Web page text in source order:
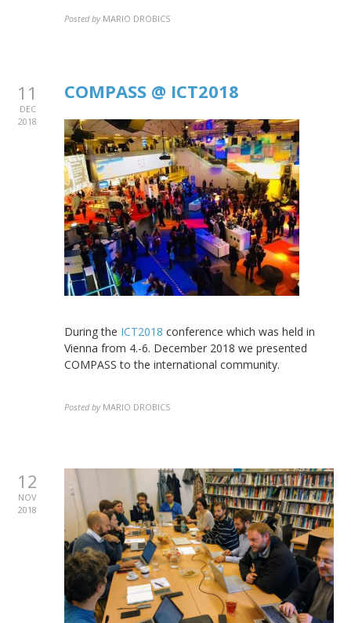
Posted by MARIO DROBICS
11
DEC
2018
COMPASS @ ICT2018
During the ICT2018 conference which was held in
Vienna from 4.-6. December 2018 we presented
COMPASS to the international community.
Posted by MARIO DROBICS
12
NOV
2018